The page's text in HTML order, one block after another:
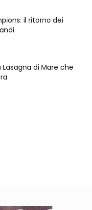
il ritorno dei
di Mare che